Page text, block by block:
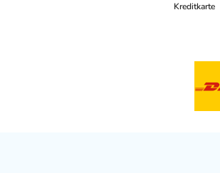
Kreditkarte